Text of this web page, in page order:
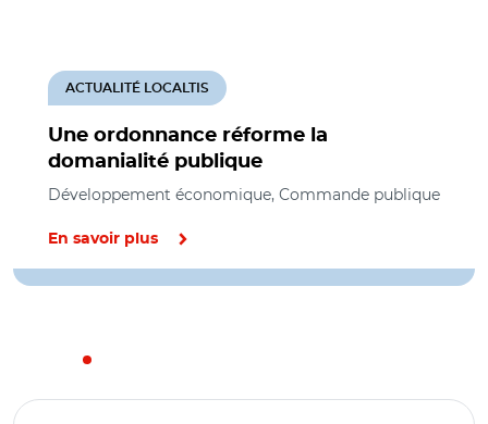
Une ordonnance réforme la
domanialité publique
ACTUALITÉ LOCALTIS
Développement économique, Commande publique
En savoir plus